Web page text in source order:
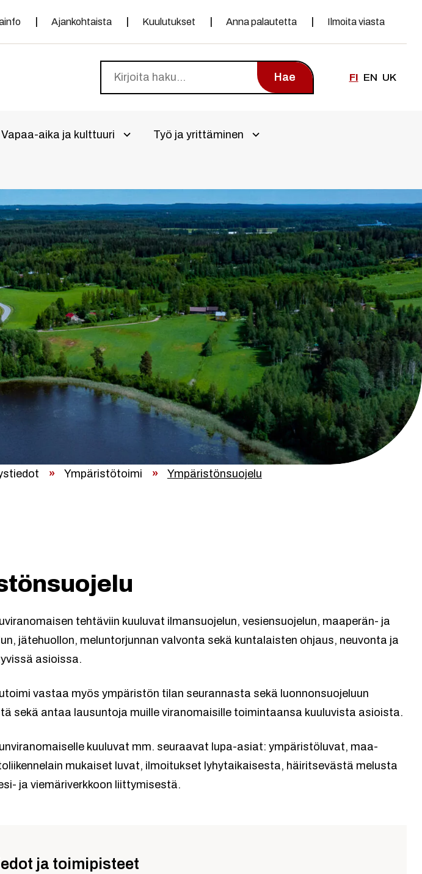
Ajankohtaista Kuulutukset Anna palautetta Ilmoita viasta
Hae FI EN UK
Vapaa-aika ja kulttuuri Avaa alivalikko
Työ ja yrittäminen Avaa alivalikko
» Ympäristötoimi » Ympäristönsuojelu
tehtäviin kuuluvat ilmansuojelun, vesiensuojelun, maaperän- ja
jätehuollon, meluntorjunnan valvonta sekä kuntalaisten ohjaus, neuvonta ja
asioissa.
vastaa myös ympäristön tilan seurannasta sekä luonnonsuojeluun
sekä antaa lausuntoja muille viranomaisille toimintaansa kuuluvista asioista.
kuuluvat mm. seuraavat lupa-asiat: ympäristöluvat, maa-
mukaiset luvat, ilmoitukset lyhytaikaisesta, häiritsevästä melusta
ja viemäriverkkoon liittymisestä.
ja toimipisteet